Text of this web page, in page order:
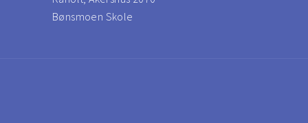
Bønsmoen Skole